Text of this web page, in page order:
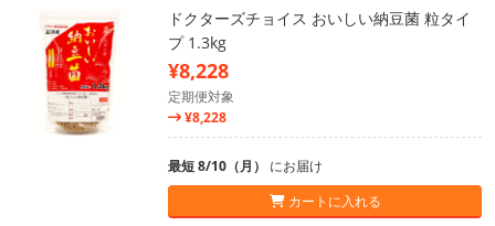
ドクターズチョイス おいしい納豆菌 粒タイ
プ 1.3kg
¥8,228
定期便対象
¥8,228
最短 8/10（月） にお届け
カートに入れる